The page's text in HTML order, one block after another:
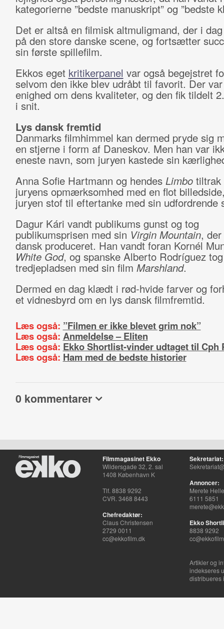
kategorierne ”bedste manuskript” og ”bedste
Det er altså en filmisk altmuligmand, der i
på den store danske scene, og fortsætter
sin første spillefilm.
Ekkos eget kritikerpanel var også begejstret
selvom den ikke blev udråbt til favorit. Der
enighed om dens kvaliteter, og den fik tildelt
i snit.
Lys dansk fremtid
Danmarks filmhimmel kan dermed pryde sig
en stjerne i form af Daneskov. Men han var
eneste navn, som juryen kastede sin
Anna Sofie Hartmann og hendes Limbotiltrak
juryens opmærksomhed med en flot
juryen stof til eftertanke med sin udfordrende
Dagur Kári vandt publikums gunst og tog
publikumsprisen med sin Virgin Mountain,
dansk produceret. Han vandt foran Kornél
White God, og spanske Alberto Rodríguez tog
tredjepladsen med sin film Marshland.
Dermed en dag klædt i rød-hvide farver og
et vidnesbyrd om en lys dansk filmfremtid.
Læs også: ”Filmen er ikke blevet grim nok”
Læs også: Anmeldelse – Eliten
Læs også: Ekko Shortlist-vinder udtaget til Cph
Læs også: Ham med de bedste historier
0 kommentarer
Filmmagasinet Ekko
Wildersgade 32, 2. sal
1408 København K
Tlf. 8838 9292
CVR. 3468 8443
Chefredaktør:
Claus Christensen
2729 0011
cc@ekkofilm.dk
Sekretariat:
Annoncer:
Merete
6111 5851
Ekko
8838 9292
Artikler og
indekseres
distribueres